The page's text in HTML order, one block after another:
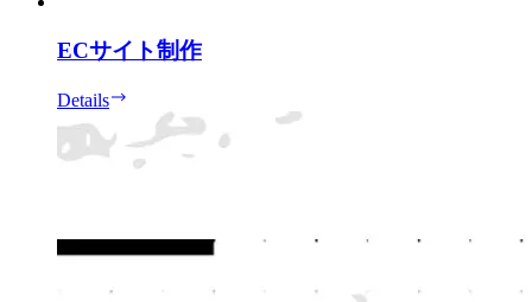
ECサイト制作
Details